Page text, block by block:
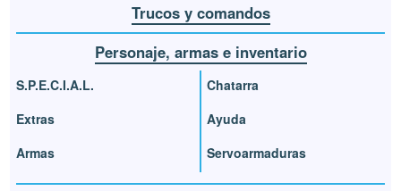
Trucos y comandos
Personaje, armas e inventario
S.P.E.C.I.A.L.
Extras
Armas
Chatarra
Ayuda
Servoarmaduras